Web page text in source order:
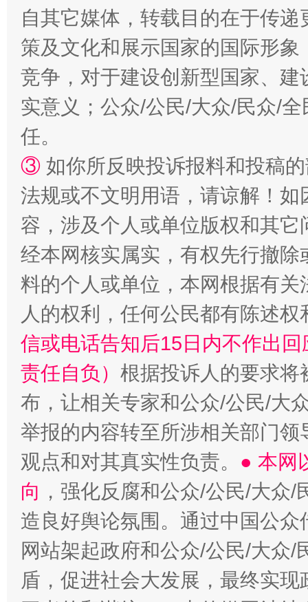
扯下公款旅游的“隐身衣” 如何以
“蜀中异人”王建安的艺术幻境
自其它媒体，转载目的在于传
策及文化和展示国家的国际形
竞争，对于建设创新型国家、
实意义；公众/公民/大众/民众/
任。
③ 如你所反映投诉报料和投稿
法规或不文明用语，请谅解！
容，涉及个人或单位版权和其它
经本网核实属实，有权先行撤
料的个人或单位，本网根据有
人的权利，任何公民都有陈述
信或电话告知后15日内不作出
责任自负） 根据投诉人的要求将
布，让相关专家和公众/公民/大
举报的内容转至所涉相关部门
观点和对其真实性负责。 ● 本网
向 ，强化反腐和公众/公民/大众
造良好舆论氛围。通过中国公
网站架起政府和公众/公民/大众
盾，促进社会大发展，最终实